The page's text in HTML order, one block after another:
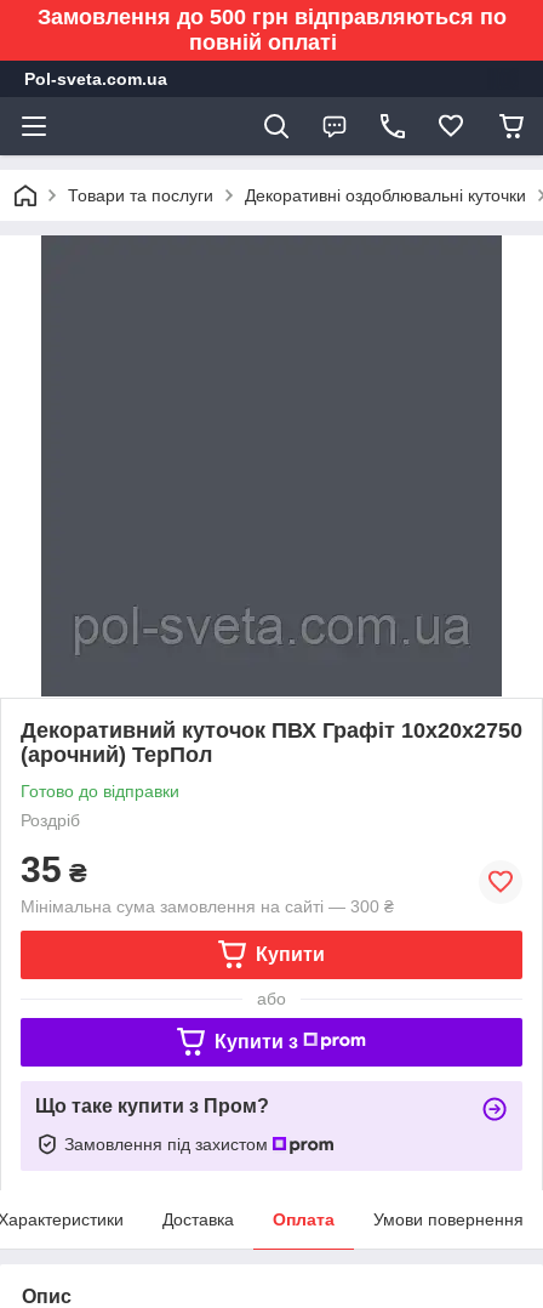
Замовлення до 500 грн відправляються по
повній оплаті
Pol-sveta.com.ua
Товари та послуги Декоративні оздоблювальні куточки
Декоративний куточок ПВХ Графіт 10х20х2750
(арочний) ТерПол
Готово до відправки
Роздріб
35 ₴
Мінімальна сума замовлення на сайті — 300 ₴
Купити
або
Купити з
Що таке купити з Пром?
Замовлення під захистом
Доставка Оплата Умови повернення
Опис